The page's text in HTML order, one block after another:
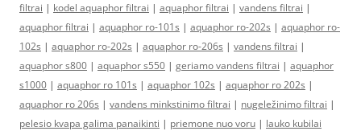
filtrai | kodel aquaphor filtrai | aquaphor filtrai | vandens filtrai |
aquaphor filtrai | aquaphor ro-101s | aquaphor ro-202s | aquaphor ro-
102s | aquaphor ro-202s | aquaphor ro-206s | vandens filtrai |
aquaphor s800 | aquaphor s550 | geriamo vandens filtrai | aquaphor
s1000 | aquaphor ro 101s | aquaphor 102s | aquaphor ro 202s |
aquaphor ro 206s | vandens minkstinimo filtrai | nugeležinimo filtrai |
pelesio kvapa galima panaikinti | priemone nuo voru | lauko kubilai